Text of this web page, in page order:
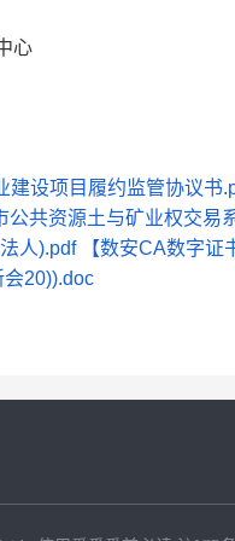
心
建设项目履约监管协议书
公共资源土与矿业权交易
人).pdf
【数安CA数字
20)).doc